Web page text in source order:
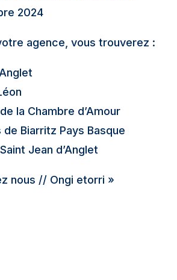
2024
agence, vous trouverez :
la Chambre d’Amour
de Biarritz Pays Basque
Jean d’Anglet
nous // Ongi etorri »